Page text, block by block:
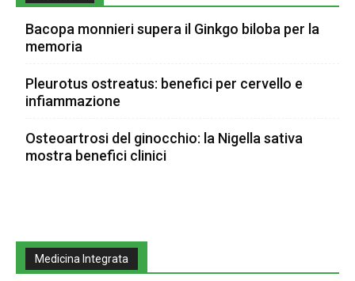
Bacopa monnieri supera il Ginkgo biloba per la
memoria
Pleurotus ostreatus: benefici per cervello e
infiammazione
Osteoartrosi del ginocchio: la Nigella sativa
mostra benefici clinici
Medicina Integrata